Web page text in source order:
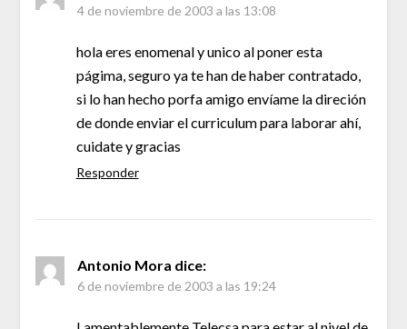
4 de noviembre de 2003 a las 13:08
hola eres enomenal y unico al poner esta
págima, seguro ya te han de haber contratado,
si lo han hecho porfa amigo envíame la direción
de donde enviar el curriculum para laborar ahí,
cuidate y gracias
Responder
Antonio Mora dice:
6 de noviembre de 2003 a las 19:24